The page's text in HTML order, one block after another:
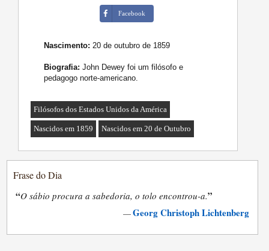
Facebook
Nascimento: 20 de outubro de 1859
Biografia: John Dewey foi um filósofo e
pedagogo norte-americano.
Filósofos dos Estados Unidos da América
Nascidos em 1859 Nascidos em 20 de Outubro
Frase do Dia
“O sábio procura a sabedoria, o tolo encontrou-a.”
—Georg Christoph Lichtenberg